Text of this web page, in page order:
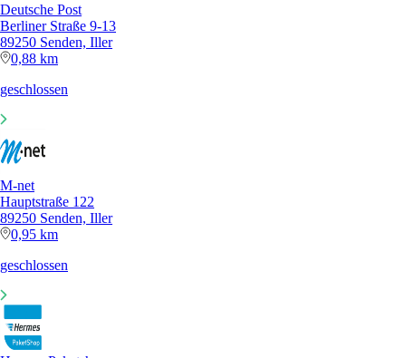
Deutsche Post
Berliner Straße 9-13
89250 Senden, Iller
0,88 km
geschlossen
M-net
Hauptstraße 122
89250 Senden, Iller
0,95 km
geschlossen